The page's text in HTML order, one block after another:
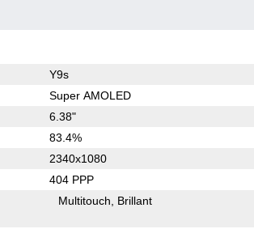
Y9s
Super AMOLED
6.38"
83.4%
2340x1080
404 PPP
Multitouch Brillant